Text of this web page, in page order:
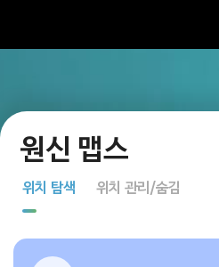
위치 탐색 위치 관리/숨김